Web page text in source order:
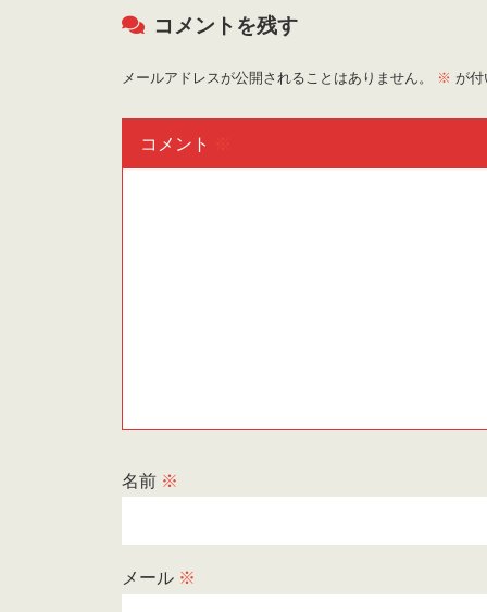
コメントを残す
メールアドレスが公開されることはありません。 ※ が付
コメント
名前 ※
メール ※